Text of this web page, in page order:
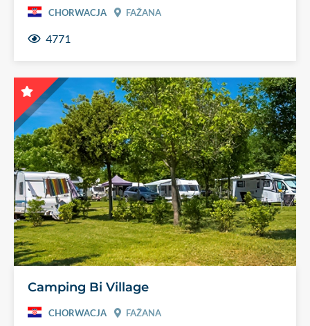
CHORWACJA FAŽANA
4771
Camping Bi Village
CHORWACJA FAŽANA